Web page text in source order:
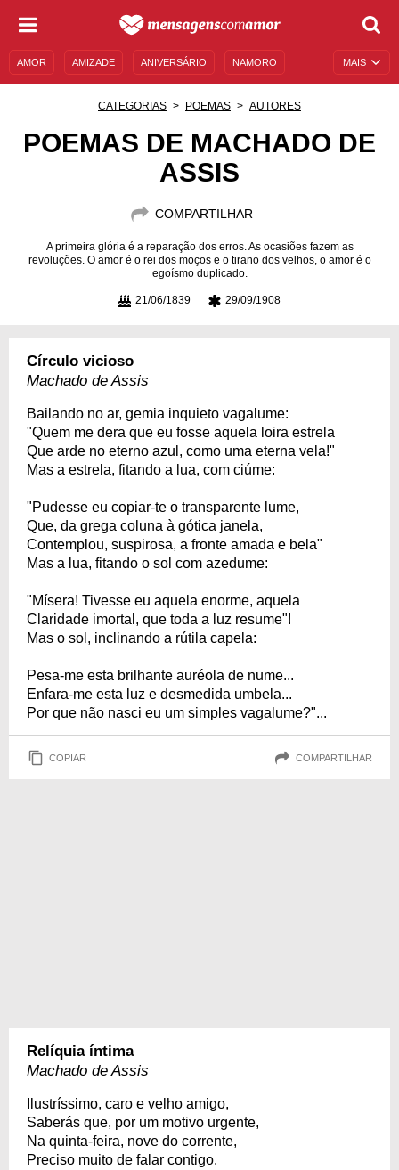
MAIS
AMOR AMIZADE ANIVERSÁRIO NAMORO
MENSAGENS DE ANIVERSÁRIO
CATEGORIAS POEMAS AUTORES
POEMAS DE MACHADO DE
ASSIS
COMPARTILHAR
A primeira glória é a reparação dos erros. As ocasiões fazem as
revoluções. O amor é o rei dos moços e o tirano dos velhos, o amor é o
egoísmo duplicado.
21/06/1839 29/09/1908
Círculo vicioso
Machado de Assis
Bailando no ar, gemia inquieto vagalume:
"Quem me dera que eu fosse aquela loira estrela
Que arde no eterno azul, como uma eterna vela!"
Mas a estrela, fitando a lua, com ciúme:
"Pudesse eu copiar-te o transparente lume,
Que, da grega coluna à gótica janela,
Contemplou, suspirosa, a fronte amada e bela"
Mas a lua, fitando o sol com azedume:
"Mísera! Tivesse eu aquela enorme, aquela
Claridade imortal, que toda a luz resume"!
Mas o sol, inclinando a rútila capela:
Pesa-me esta brilhante auréola de nume...
Enfara-me esta luz e desmedida umbela...
Por que não nasci eu um simples vagalume?"...
COPIAR COMPARTILHAR
Relíquia íntima
Machado de Assis
Ilustríssimo, caro e velho amigo,
Saberás que, por um motivo urgente,
Na quinta-feira, nove do corrente,
Preciso muito de falar contigo.